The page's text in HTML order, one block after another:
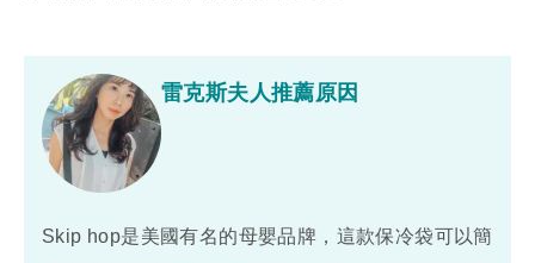
雷克斯夫人推薦原因
Skip hop是美國有名的母嬰品牌，這款保冷袋可以簡